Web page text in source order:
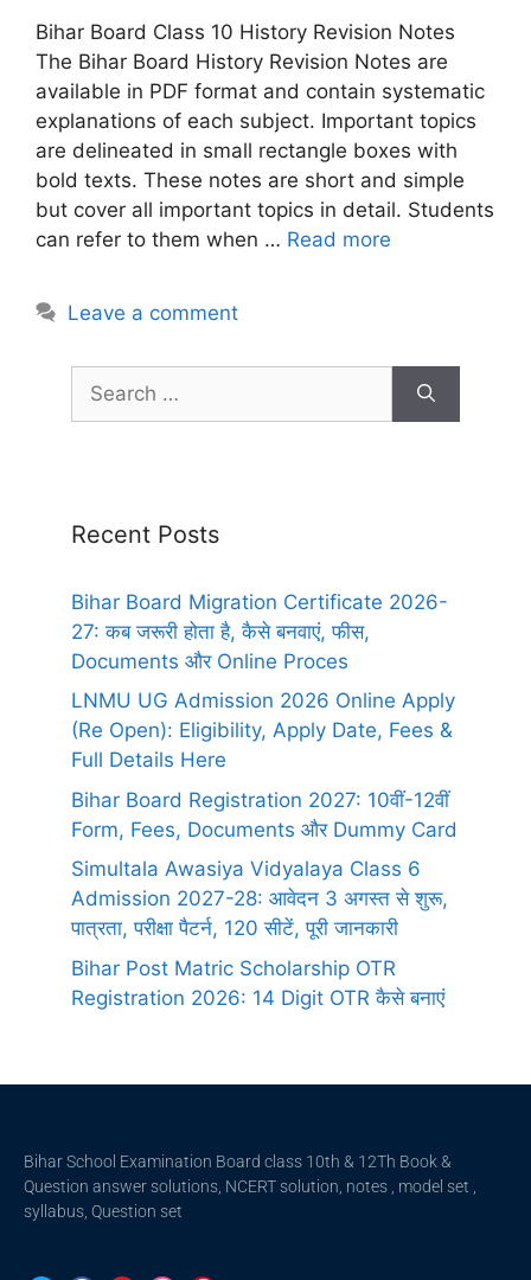
Bihar Board Class 10 History Revision Notes
The Bihar Board History Revision Notes are
available in PDF format and contain systematic
explanations of each subject. Important topics
are delineated in small rectangle boxes with
bold texts. These notes are short and simple
but cover all important topics in detail. Students
can refer to them when … Read more
Leave a comment
Recent Posts
Bihar Board Migration Certificate 2026-
27: कब जरूरी होता है, कैसे बनवाएं, फीस,
Documents और Online Proces
LNMU UG Admission 2026 Online Apply
(Re Open): Eligibility, Apply Date, Fees &
Full Details Here
Bihar Board Registration 2027: 10वीं-12वीं
Form, Fees, Documents और Dummy Card
Simultala Awasiya Vidyalaya Class 6
Admission 2027-28: आवेदन 3 अगस्त से शुरू,
पात्रता, परीक्षा पैटर्न, 120 सीटें, पूरी जानकारी
Bihar Post Matric Scholarship OTR
Registration 2026: 14 Digit OTR कैसे बनाएं
Bihar School Examination Board class 10th & 12Th Book &
Question answer solutions, NCERT solution, notes , model set ,
syllabus, Question set